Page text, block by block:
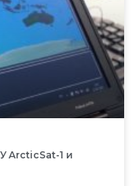
ArcticSat-1 и